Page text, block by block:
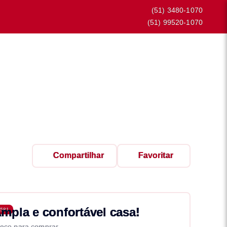
(51) 3480-1070
(51) 99520-1070
Compartilhar Favoritar
e confortável casa!